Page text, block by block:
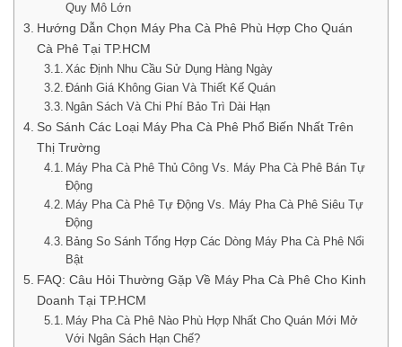
Quy Mô Lớn
Hướng Dẫn Chọn Máy Pha Cà Phê Phù Hợp Cho Quán
Cà Phê Tại TP.HCM
Xác Định Nhu Cầu Sử Dụng Hàng Ngày
Đánh Giá Không Gian Và Thiết Kế Quán
Ngân Sách Và Chi Phí Bảo Trì Dài Hạn
So Sánh Các Loại Máy Pha Cà Phê Phổ Biến Nhất Trên
Thị Trường
Máy Pha Cà Phê Thủ Công Vs. Máy Pha Cà Phê Bán Tự
Động
Máy Pha Cà Phê Tự Động Vs. Máy Pha Cà Phê Siêu Tự
Động
Bảng So Sánh Tổng Hợp Các Dòng Máy Pha Cà Phê Nổi
Bật
FAQ: Câu Hỏi Thường Gặp Về Máy Pha Cà Phê Cho Kinh
Doanh Tại TP.HCM
Máy Pha Cà Phê Nào Phù Hợp Nhất Cho Quán Mới Mở
Với Ngân Sách Hạn Chế?